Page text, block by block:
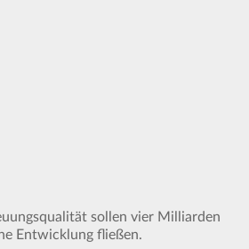
sollen vier Milliarden
Entwicklung fließen.